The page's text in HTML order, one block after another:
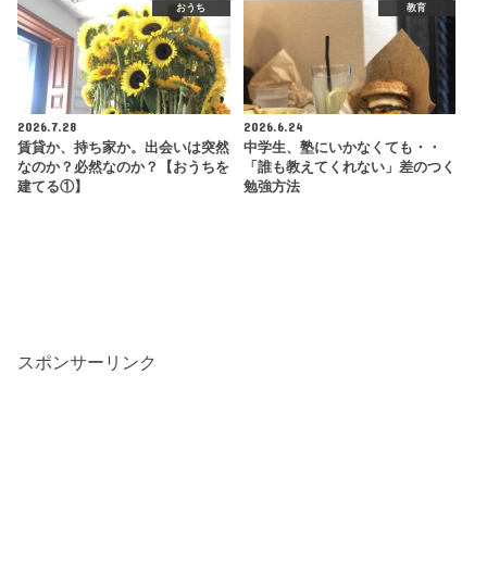
おうち
2026.7.28
賃貸か、持ち家か。出会いは突然
なのか？必然なのか？【おうちを
建てる①】
教育
2026.6.24
中学生、塾にいかなくても・・
「誰も教えてくれない」差のつく
勉強方法
スポンサーリンク